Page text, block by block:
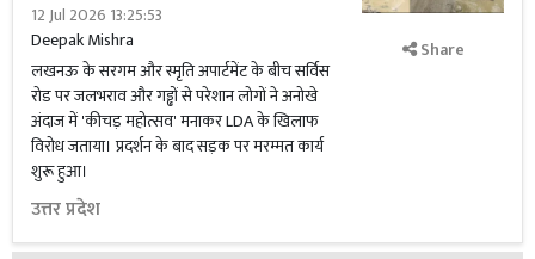
12 Jul 2026 13:25:53
Deepak Mishra
लखनऊ के सरगम और स्मृति अपार्टमेंट के बीच सर्विस
रोड पर जलभराव और गड्ढों से परेशान लोगों ने अनोखे
अंदाज में 'कीचड़ महोत्सव' मनाकर LDA के खिलाफ
विरोध जताया। प्रदर्शन के बाद सड़क पर मरम्मत कार्य
शुरू हुआ।
उत्तर प्रदेश
Share